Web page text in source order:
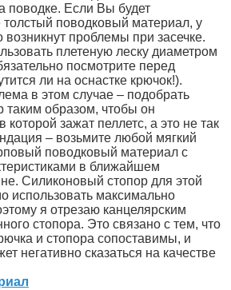
поводке. Если Вы будет
толстый поводковый материал, у
возникнут проблемы при засечке.
плетеную леску диаметром
посмотрите перед
ли на оснастке крючок!).
в этом случае – подобрать
таким образом, чтобы он
зажат пеллетс, а это не так
– возьмите любой мягкий
поводковый материал с
в ближайшем
Силиконовый стопор для этой
использовать максимально
я отрезаю канцелярским
стопора. Это связано с тем, что
и стопора сопоставимы, и
негативно сказаться на качестве